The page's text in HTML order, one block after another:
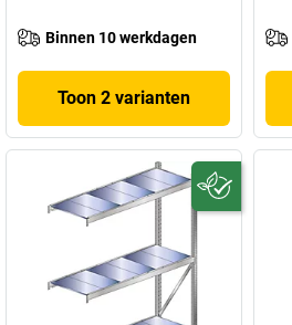
Binnen 10 werkdagen
Toon 2 varianten